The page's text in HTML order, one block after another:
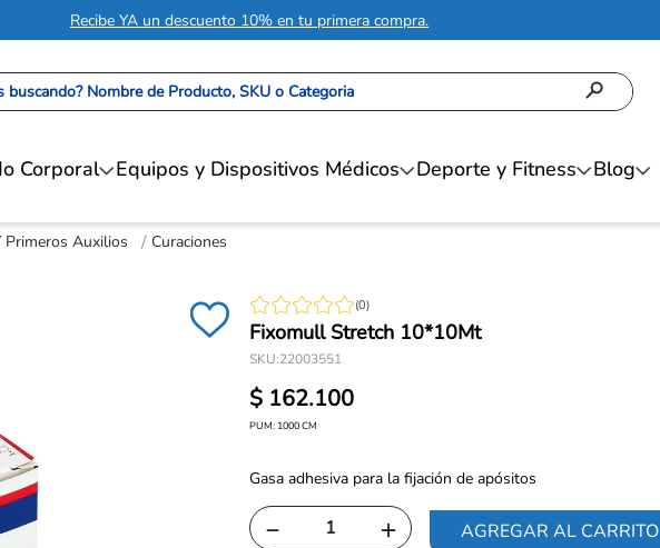
Recibe YA un descuento 10% en tu primera compra.
Nombre de Producto, SKU o Categoria
Corporal Equipos y Dispositivos Médicos Deporte y Fitness Blog
Primeros Auxilios Curaciones
(0)
Fixomull Stretch 10*10Mt
SKU:22003551
$ 162.100
PUM: 1000CM
Gasa adhesiva para la fijación de apósitos
＋
－ AGREGAR AL CARRITO